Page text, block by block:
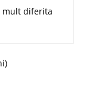
mult diferita